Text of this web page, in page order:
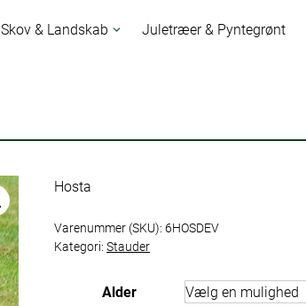
Skov & Landskab Juletræer & Pyntegrønt
Hosta
Varenummer (SKU): 6HOSDEV
Kategori: Stauder
Alder